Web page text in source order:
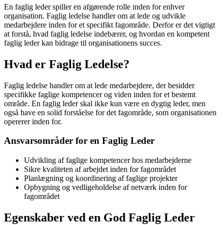
En faglig leder spiller en afgørende rolle inden for enhver
organisation. Faglig ledelse handler om at lede og udvikle
medarbejdere inden for et specifikt fagområde. Derfor er det vigtigt
at forstå, hvad faglig ledelse indebærer, og hvordan en kompetent
faglig leder kan bidrage til organisationens succes.
Hvad er Faglig Ledelse?
Faglig ledelse handler om at lede medarbejdere, der besidder
specifikke faglige kompetencer og viden inden for et bestemt
område. En faglig leder skal ikke kun være en dygtig leder, men
også have en solid forståelse for det fagområde, som organisationen
opererer inden for.
Ansvarsområder for en Faglig Leder
Udvikling af faglige kompetencer hos medarbejderne
Sikre kvaliteten af arbejdet inden for fagområdet
Planlægning og koordinering af faglige projekter
Opbygning og vedligeholdelse af netværk inden for
fagområdet
Egenskaber ved en God Faglig Leder